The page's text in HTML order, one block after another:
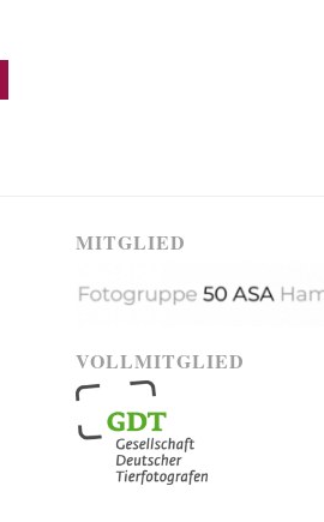
MITGLIED
VOLLMITGLIED